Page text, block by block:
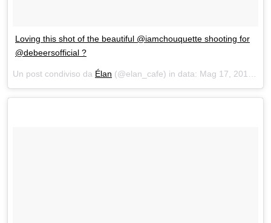
Loving this shot of the beautiful @iamchouquette shooting for
@debeersofficial ?
Un post condiviso da Élan (@elan_cafe) in data: Mag 17, 2018 at 3:28 PDT